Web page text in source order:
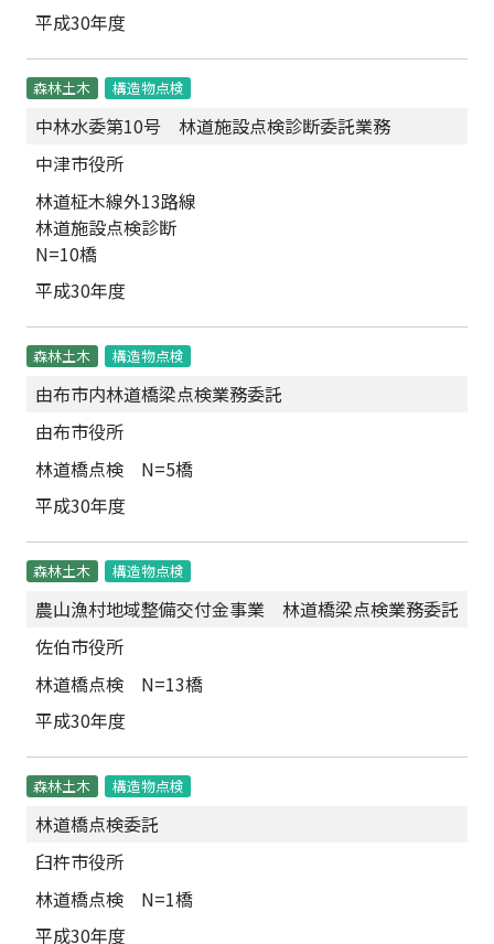
平成30年度
森林土木 構造物点検
中林水委第10号 林道施設点検診断委託業務
中津市役所
林道柾木線外13路線
林道施設点検診断
N=10橋
平成30年度
森林土木 構造物点検
由布市内林道橋梁点検業務委託
由布市役所
林道橋点検 N=5橋
平成30年度
森林土木 構造物点検
農山漁村地域整備交付金事業 林道橋梁点検業務委託
佐伯市役所
林道橋点検 N=13橋
平成30年度
森林土木 構造物点検
林道橋点検委託
臼杵市役所
林道橋点検 N=1橋
平成30年度